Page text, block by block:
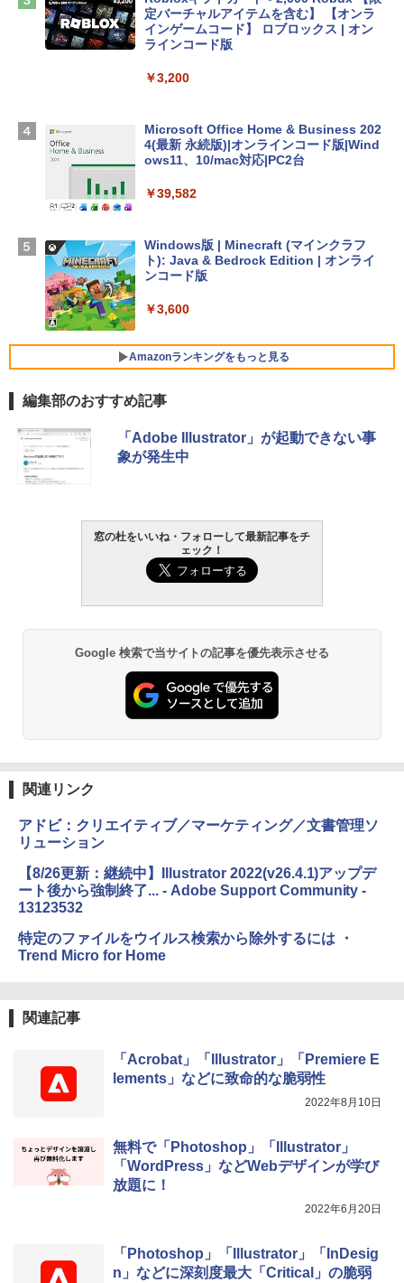
Apple 2026 MacBook Air M5チップ搭載
13インチノートブック：AIとApple Intell
スプレイ、16GBユニファイドメモリ、1
￥278,800
SSD インテル Core 5
￥129,800
Core i5/16GB/SSD 512GB/ホワイト) FM
VWK3E15W_AZ
￥139,880
定バーチャルアイテムを含む】 【オンラ
インゲームコード】 ロブロックス | オン
ラインコード版
￥3,200
Microsoft Office Home & Business 202
4(最新 永続版)|オンラインコード版|Wind
ows11、10/mac対応|PC2台
￥39,582
Windows版 | Minecraft (マインクラフ
ト): Java & Bedrock Edition | オンライ
ンコード版
￥3,600
Amazonランキングをもっと見る
生成AIパスポート公式テキスト 第４版
￥1,766
1冊ですべて身につくHTML & CSSとWe
bデザイン入門講座［第2版］
ClaudeCode いちばんやさしい 教科書:
非エンジニア 初心者 素人 でも安心 使い
方 マニュアル AI副業にもコンテンツ作成
にもKindle出版にも！ 非エンジニアのた
めのAIコーディング入門シリーズ
出す プロンプトの言葉 AI画像生成シリー
ズ (はぴーイラストLabo)
￥480
ードウェア・市販ソフトウェアのパーフ
ェクトリストと最新エミュレータ紹介
Amazon Kindle - 目に優しい、かさばら
ない、大きな画面で読みやすい、6週間持
続バッテリー、6インチディスプレイ電子
￥16,980
Kindle Paperwhite シグニチャーエディ
るさ自動調整、色調調節ライト、12週間
￥27,980
Amazon Kindle Paperwhite (16GB) 7イ
ンチディスプレイ、色調調節ライト、12
ージ、防水、7インチカラーディスプレ
イ、色調調節ライト、最大8週間持続バッ
テリー、広告無し、ブラック (2025年発
￥31,980
き、グラファイト
編集部のおすすめ記事
「Adobe Illustrator」が起動できない事
象が発生中
窓の杜をいいね・フォローして最新記事をチ
ェック！
Google 検索で当サイトの記事を優先表示させる
関連リンク
アドビ：クリエイティブ／マーケティング／文書管理ソ
リューション
【8/26更新：継続中】Illustrator 2022(v26.4.1)アップデ
ート後から強制終了... - Adobe Support Community -
13123532
特定のファイルをウイルス検索から除外するには ・
Trend Micro for Home
関連記事
「Acrobat」「Illustrator」「Premiere E
lements」などに致命的な脆弱性
2022年8月10日
無料で「Photoshop」「Illustrator」
「WordPress」などWebデザインが学び
放題に！
2022年6月20日
「Photoshop」「Illustrator」「InDesig
n」などに深刻度最大「Critical」の脆弱